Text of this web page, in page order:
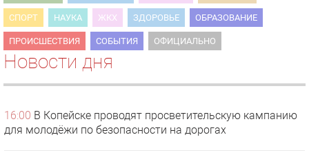
СПОРТ НАУКА ЖКХ ЗДОРОВЬЕ ОБРАЗОВАНИЕ
ПРОИСШЕСТВИЯ СОБЫТИЯ ОФИЦИАЛЬНО
Новости дня
16:00 В Копейске проводят просветительскую кампанию
для молодёжи по безопасности на дорогах